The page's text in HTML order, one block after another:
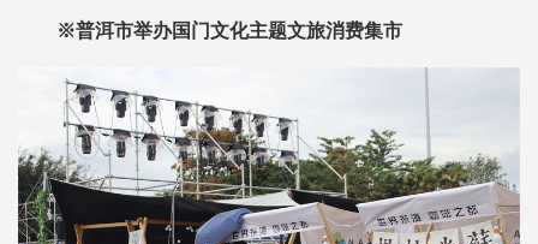
※普洱市举办国门文化主题文旅消费集市